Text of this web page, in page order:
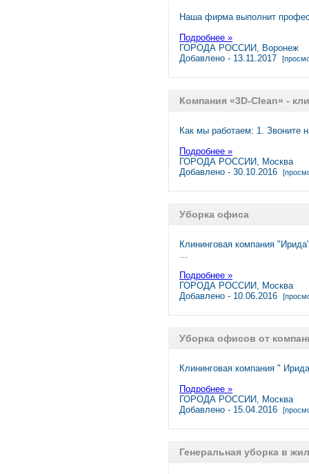
Наша фирма выполнит
Подробнее »
ГОРОДА РОССИИ, Воронеж
Добавлено - 13.11.2017
Компания «3D-Clean» -
Как мы работаем: 1. Звоните
Подробнее »
ГОРОДА РОССИИ, Москва
Добавлено - 30.10.2016
Уборка офиса
Клининговая компания
…
Подробнее »
ГОРОДА РОССИИ, Москва
Добавлено - 10.06.2016
Уборка офисов от
Клининговая компания "
Подробнее »
ГОРОДА РОССИИ, Москва
Добавлено - 15.04.2016
Генеральная уборка в